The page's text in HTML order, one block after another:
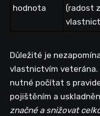
hodnota
(radost z
Důležité je
vlastnictvím veterána.
nutné počítat s
pojištěním a
značné a snižovat